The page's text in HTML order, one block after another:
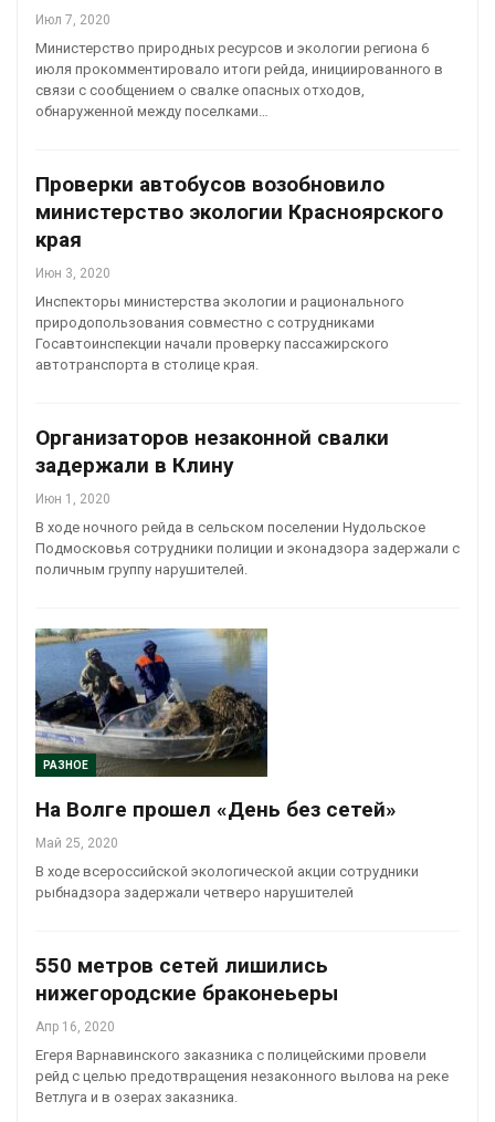
Июл 7, 2020
Министерство природных ресурсов и экологии региона 6
июля прокомментировало итоги рейда, инициированного в
связи с сообщением о свалке опасных отходов,
обнаруженной между поселками…
Проверки автобусов возобновило
министерство экологии Красноярского
края
Июн 3, 2020
Инспекторы министерства экологии и рационального
природопользования совместно с сотрудниками
Госавтоинспекции начали проверку пассажирского
автотранспорта в столице края.
Организаторов незаконной свалки
задержали в Клину
Июн 1, 2020
В ходе ночного рейда в сельском поселении Нудольское
Подмосковья сотрудники полиции и эконадзора задержали с
поличным группу нарушителей.
РАЗНОЕ
На Волге прошел «День без сетей»
Май 25, 2020
В ходе всероссийской экологической акции сотрудники
рыбнадзора задержали четверо нарушителей
550 метров сетей лишились
нижегородские браконеьеры
Апр 16, 2020
Егеря Варнавинского заказника с полицейскими провели
рейд с целью предотвращения незаконного вылова на реке
Ветлуга и в озерах заказника.